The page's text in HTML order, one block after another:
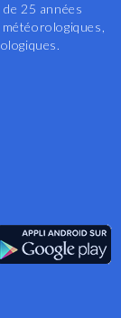
25 années